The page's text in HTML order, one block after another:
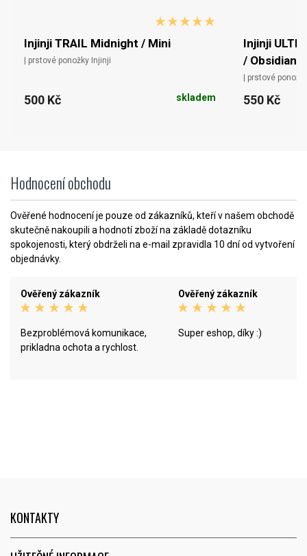
Injinji TRAIL Midnight / Mini
| prstové ponožky Injinji
500 Kč skladem
Injinji
/ Obsidian
| prstové
550 Kč
Hodnocení obchodu
Ověřené hodnocení je pouze od zákazníků, kteří v našem obchodě
skutečně nakoupili a hodnotí zboží na základě dotazníku
spokojenosti, který obdrželi na e-mail zpravidla 10 dní od vytvoření
objednávky.
Ověřený zákazník
Bezproblémová komunikace,
prikladna ochota a rychlost.
Ověřený zákazník
Super eshop, díky :)
KONTAKTY